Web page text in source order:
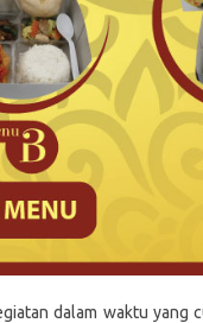
dalam waktu yang